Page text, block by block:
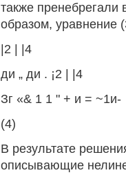
также пренебрегали
образом, уравнение
|2 | |4
ди „ ди . ¡2 | |4
Зг «& 1 1 " + и = ~1и-
(4)
В результате
описывающие